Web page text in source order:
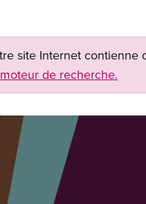
site Internet contienne
de recherche.